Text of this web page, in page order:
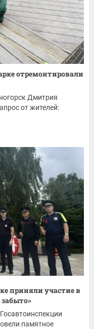
отремонтировали
Дмитрия
от жителей:
приняли участие в
памятное